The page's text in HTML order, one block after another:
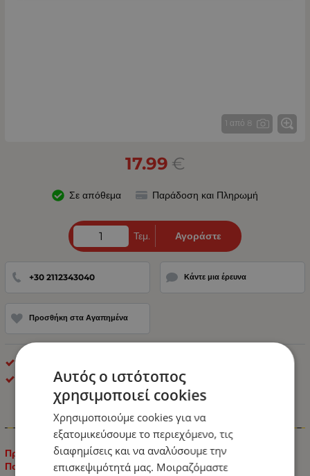
1 από 8
17.99 €
Σε απόθεμα Παράδοση και Πληρωμή
Τεμ. Αγοράστε
+30 2112343040 Κάντε μια έρευνα
Προσθήκη στα Αγαπημένα
Πληροφορίες
Προβολέας LED 48 Watt Υψηλής Ισχύος 10-30 Volt Λευκό /
Πορτοκαλί 360D
Αυτός ο ιστότοπος
χρησιμοποιεί cookies
Χρησιμοποιούμε cookies για να
εξατομικεύσουμε το περιεχόμενο, τις
διαφημίσεις και να αναλύσουμε την
επισκεψιμότητά μας. Μοιραζόμαστε